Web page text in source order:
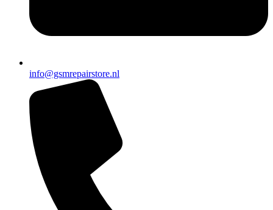
info@gsmrepairstore.nl